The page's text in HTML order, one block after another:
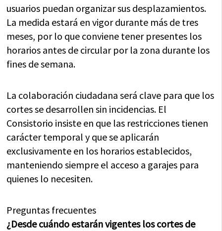
usuarios puedan organizar sus desplazamientos.
La medida estará en vigor durante más de tres
meses, por lo que conviene tener presentes los
horarios antes de circular por la zona durante los
fines de semana.
La colaboración ciudadana será clave para que los
cortes se desarrollen sin incidencias. El
Consistorio insiste en que las restricciones tienen
carácter temporal y que se aplicarán
exclusivamente en los horarios establecidos,
manteniendo siempre el acceso a garajes para
quienes lo necesiten.
Preguntas frecuentes
¿Desde cuándo estarán vigentes los cortes de